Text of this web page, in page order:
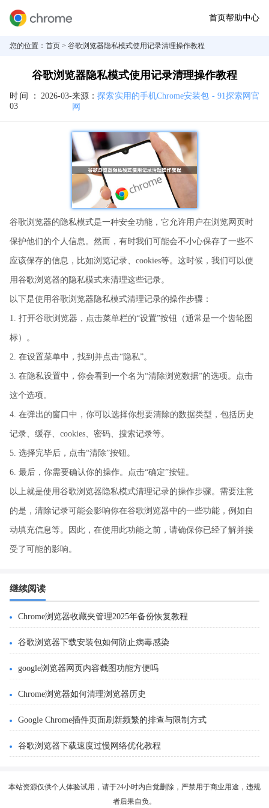
首页帮助中心
您的位置： 首页 > 谷歌浏览器隐私模式使用记录清理操作教程
谷歌浏览器隐私模式使用记录清理操作教程
时间： 2026-03-
03
来源：探索实用的手机Chrome安装包 - 91探索网官
网
谷歌浏览器的隐私模式是一种安全功能，它允许用户在浏览网页时
保护他们的个人信息。然而，有时我们可能会不小心保存了一些不
应该保存的信息，比如浏览记录、cookies等。这时候，我们可以使
用谷歌浏览器的隐私模式来清理这些记录。
以下是使用谷歌浏览器隐私模式清理记录的操作步骤：
1. 打开谷歌浏览器，点击菜单栏的“设置”按钮（通常是一个齿轮图
标）。
2. 在设置菜单中，找到并点击“隐私”。
3. 在隐私设置中，你会看到一个名为“清除浏览数据”的选项。点击
这个选项。
4. 在弹出的窗口中，你可以选择你想要清除的数据类型，包括历史
记录、缓存、cookies、密码、搜索记录等。
5. 选择完毕后，点击“清除”按钮。
6. 最后，你需要确认你的操作。点击“确定”按钮。
以上就是使用谷歌浏览器隐私模式清理记录的操作步骤。需要注意
的是，清除记录可能会影响你在谷歌浏览器中的一些功能，例如自
动填充信息等。因此，在使用此功能之前，请确保你已经了解并接
受了可能的影响。
继续阅读
Chrome浏览器收藏夹管理2025年备份恢复教程
谷歌浏览器下载安装包如何防止病毒感染
google浏览器网页内容截图功能方便吗
Chrome浏览器如何清理浏览器历史
Google Chrome插件页面刷新频繁的排查与限制方式
谷歌浏览器下载速度过慢网络优化教程
本站资源仅供个人体验试用，请于24小时内自觉删除，严禁用于商业用途，违规
者后果自负。